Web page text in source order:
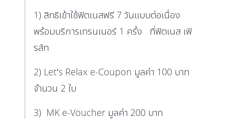
1) สิทธิเข้าใช้ฟิตเนสฟรี 7 วันแบบต่อเนื่อง
พร้อมบริการเทรนเนอร์ 1 ครั้ง ที่ฟิตเนส เฟิ
รส์ท
2) Let’s Relax e-Coupon มูลค่า 100 บาท
จำนวน 2 ใบ
3) MK e-Voucher มูลค่า 200 บาท